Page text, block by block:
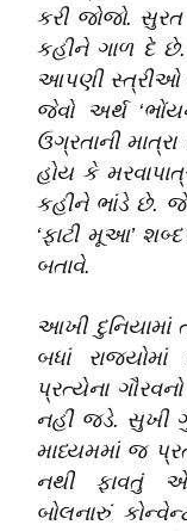
કરી જોજો. સુરત
કહીને ગાળ દે છે.
આપણી સ્ત્રીઓ
જેવો અર્થ
ઉગ્રતાની
હોય કે
કહીને ભાંડે છે.
‘ફાટી મૂઆ’
બતાવે.
આખી દુનિયામાં
બધાં રાજયોમાં
પ્રત્યેના
નહીં જડે. સુખી
માધ્યમમાં જ
નથી ફાવતું
બોલનારું